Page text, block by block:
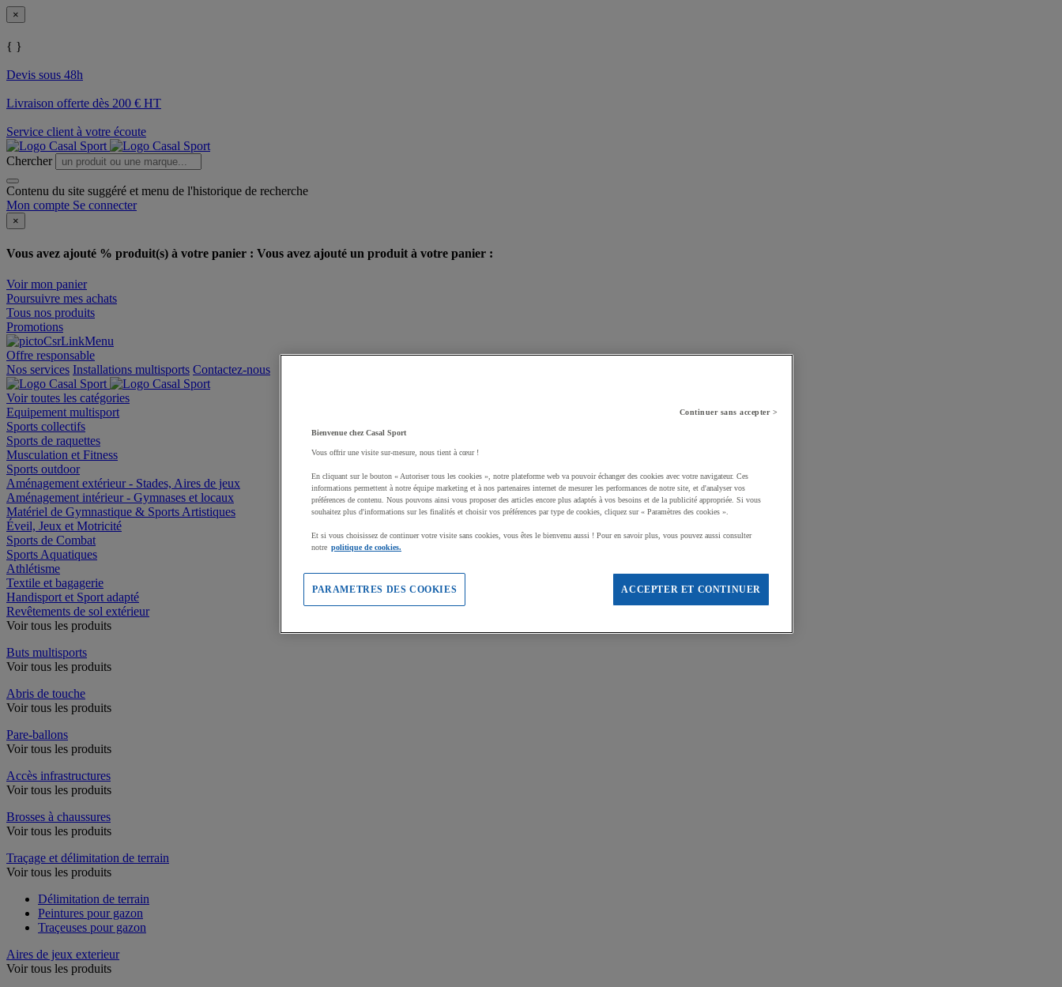
×
{ }
Devis sous 48h
Livraison offerte dès 200 € HT
Service client à votre écoute
Chercher
Contenu du site suggéré et menu de l'historique de recherche
Mon compte Se connecter
×
Vous avez ajouté % produit(s) à votre panier : Vous avez ajouté un produit à votre panier :
Voir mon panier
Poursuivre mes achats
Tous nos produits
Promotions
Offre responsable
Nos services Installations multisports Contactez-nous
Voir toutes les catégories
Equipement multisport
Sports collectifs
Sports de raquettes
Musculation et Fitness
Sports outdoor
Aménagement extérieur - Stades, Aires de jeux
Aménagement intérieur - Gymnases et locaux
Matériel de Gymnastique & Sports Artistiques
Éveil, Jeux et Motricité
Sports de Combat
Sports Aquatiques
Athlétisme
Textile et bagagerie
Handisport et Sport adapté
Revêtements de sol extérieur
Voir tous les produits
Buts multisports
Voir tous les produits
Abris de touche
Voir tous les produits
Pare-ballons
Voir tous les produits
Accès infrastructures
Voir tous les produits
Brosses à chaussures
Voir tous les produits
Traçage et délimitation de terrain
Voir tous les produits
Délimitation de terrain
Peintures pour gazon
Traçeuses pour gazon
Aires de jeux exterieur
Voir tous les produits
Continuer sans accepter >
Bienvenue chez Casal Sport
Vous offrir une visite sur-mesure, nous tient à cœur !
En cliquant sur le bouton « Autoriser tous les cookies », notre plateforme web va pouvoir échanger des cookies avec votre navigateur. Ces
informations permettent à notre équipe marketing et à nos partenaires internet de mesurer les performances de notre site, et d'analyser vos
préférences de contenu. Nous pouvons ainsi vous proposer des articles encore plus adaptés à vos besoins et de la publicité appropriée. Si vous
souhaitez plus d'informations sur les finalités et choisir vos préférences par type de cookies, cliquez sur « Paramètres des cookies ».
Et si vous choisissez de continuer votre visite sans cookies, vous êtes le bienvenu aussi ! Pour en savoir plus, vous pouvez aussi consulter
notre politique de cookies.
ACCEPTER ET CONTINUER
PARAMETRES DES COOKIES